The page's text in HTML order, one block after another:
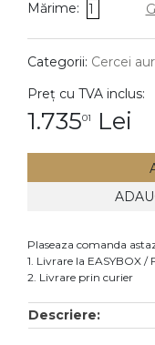
DIAMANTE
Cercei
Accesorii
Mărime: 1
Categorii: Cercei
Preț cu TVA inclus:
1.73501 Lei
Plaseaza comanda
1. Livrare la EASYBOX
2. Livrare prin curier
Descriere: